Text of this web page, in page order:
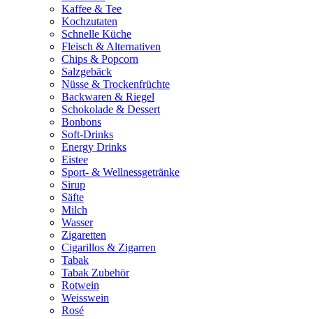
Kaffee & Tee
Kochzutaten
Schnelle Küche
Fleisch & Alternativen
Chips & Popcorn
Salzgebäck
Nüsse & Trockenfrüchte
Backwaren & Riegel
Schokolade & Dessert
Bonbons
Soft-Drinks
Energy Drinks
Eistee
Sport- & Wellnessgetränke
Sirup
Säfte
Milch
Wasser
Zigaretten
Cigarillos & Zigarren
Tabak
Tabak Zubehör
Rotwein
Weisswein
Rosé